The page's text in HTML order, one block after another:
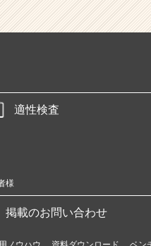
適性検査
様
掲載のお問い合わせ